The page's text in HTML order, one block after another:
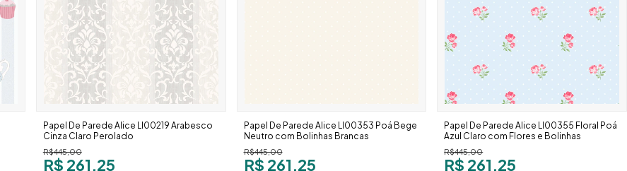
Papel De Parede Alice Ll00219 Arabesco
Cinza Claro Perolado
R$445,00
R$ 261,25
Papel De Parede Alice Ll00353 Poá Bege
Neutro com Bolinhas Brancas
R$445,00
R$ 261,25
Papel De Parede Alice Ll00355 Floral Poá
Azul Claro com Flores e Bolinhas
R$445,00
R$ 261,25